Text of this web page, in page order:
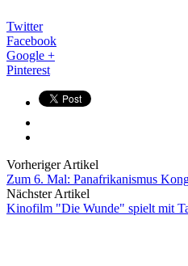
Twitter
Facebook
Google +
Pinterest
Vorheriger Artikel
Zum 6. Mal: Panafrikanismus
Nächster Artikel
Kinofilm "Die Wunde" spielt mit